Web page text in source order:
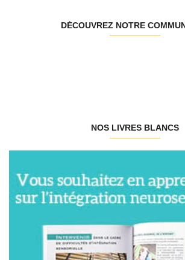
DÉCOUVREZ NOTRE
NOS LIVRES BLANCS